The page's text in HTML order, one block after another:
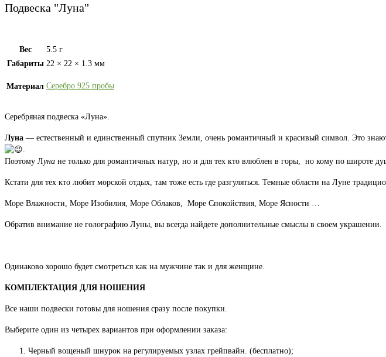
Подвеска "Луна"
Вес
5.5 г
Габариты 22 × 22 × 1.3 мм
Материал Серебро 925 пробы
Серебряная подвеска «Луна».
Луна — естественный и единственный спутник Земли, очень романтичный и красивый символ. Это
.
Поэтому Луна не только для романтичных натур, но и для тех кто влюблен в горы, но кому по широте
Кстати для тех кто любит морской отдых, там тоже есть где разгуляться. Темные области на Луне
Море Влажности, Море Изобилия, Море Облаков, Море Спокойствия, Море Ясности …
Обратив внимание не голографию Луны, вы всегда найдете дополнительные смыслы в своем украшении.
Одинаково хорошо будет смотреться как на мужчине так и для женщине.
КОМПЛЕКТАЦИЯ ДЛЯ НОШЕНИЯ
Все наши подвески готовы для ношения сразу после покупки.
Выберите один из четырех вариантов при оформлении заказа:
Черный вощеный шнурок на регулируемых узлах грейпвайн. (бесплатно);